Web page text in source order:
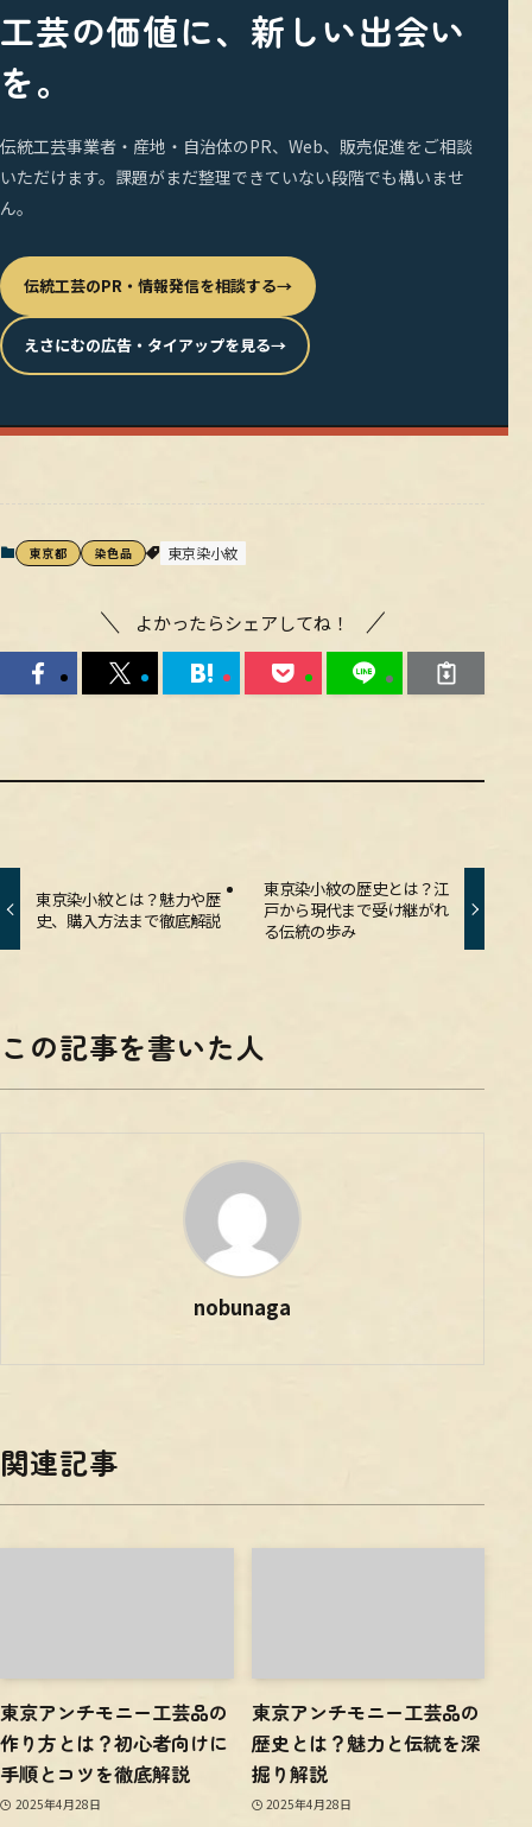
工芸の価値に、新しい出会い
を。
伝統工芸事業者・産地・自治体のPR、Web、販売促進をご相談
いただけます。課題がまだ整理できていない段階でも構いませ
ん。
伝統工芸のPR・情報発信を相談する→
えさにむの広告・タイアップを見る→
東京都 染色品 東京染小紋
よかったらシェアしてね！
東京染小紋とは？魅力や歴
史、購入方法まで徹底解説
東京染小紋の歴史とは？江
戸から現代まで受け継がれ
る伝統の歩み
この記事を書いた人
nobunaga
関連記事
東京アンチモニー工芸品の
作り方とは？初心者向けに
手順とコツを徹底解説
2025年4月28日
東京アンチモニー工芸品の
歴史とは？魅力と伝統を深
掘り解説
2025年4月28日